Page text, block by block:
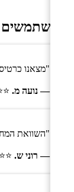
משתמשים
"מצאנו
— נועה מ.
"השוואת המחירים
— רוני ש.